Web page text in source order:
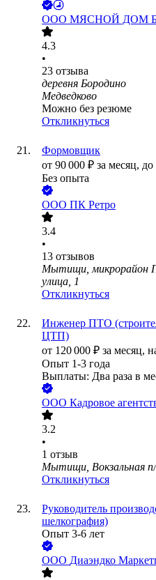
ООО МЯСНОЙ ДОМ
4.3
•
23 отзыва
деревня Бородино
Медведково
Можно без резюме
Откликнуться
Формовщик
от 90 000 ₽ за месяц, до
Без опыта
ООО ПК Ретро
3.4
•
13 отзывов
Мытищи, микрорайон
улица, 1
Откликнуться
Инженер ПТО
ЦТП)
от 120 000 ₽ за месяц,
Опыт 1-3 года
Выплаты: Два раза в
ООО Кадровое
3.2
•
1 отзыв
Мытищи, Вокзальная
Откликнуться
Руководитель
шелкография)
Опыт 3-6 лет
ООО Диаэндко